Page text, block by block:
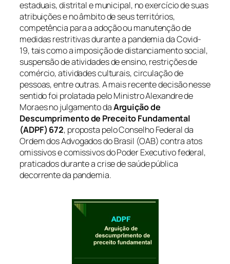
estaduais, distrital e municipal, no exercício de suas
atribuições e no âmbito de seus territórios,
competência para a adoção ou manutenção de
medidas restritivas durante a pandemia da Covid-
19, tais como a imposição de distanciamento social,
suspensão de atividades de ensino, restrições de
comércio, atividades culturais, circulação de
pessoas, entre outras. A mais recente decisão nesse
sentido foi prolatada pelo Ministro Alexandre de
Moraes no julgamento daArguição de
Descumprimento de Preceito Fundamental
(ADPF) 672, proposta pelo Conselho Federal da
Ordem dos Advogados do Brasil (OAB) contra atos
omissivos e comissivos do Poder Executivo federal,
praticados durante a crise de saúde pública
decorrente da pandemia.